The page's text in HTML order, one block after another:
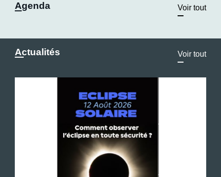
Agenda Voir tout
Actualités Voir tout